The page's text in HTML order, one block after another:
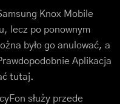
Knox Mobile
lecz po ponownym
było go anulować, a
Aplikacja
tutaj.
służy przede